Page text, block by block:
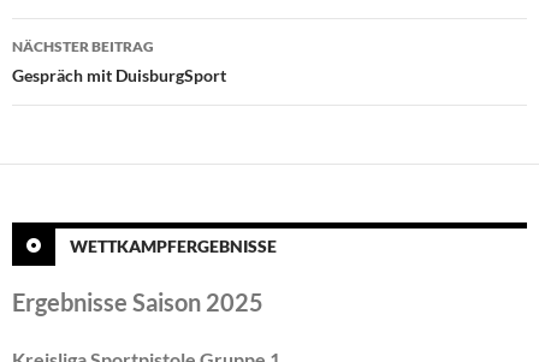
NÄCHSTER BEITRAG
Gespräch mit DuisburgSport
WETTKAMPFERGEBNISSE
Ergebnisse Saison 2025